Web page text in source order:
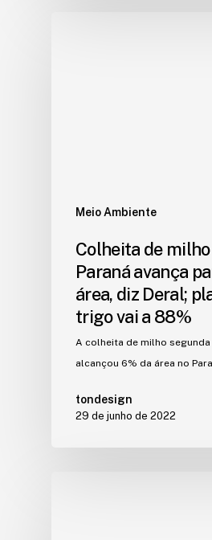
Meio Ambiente
Colheita de
Paraná avança
área, diz Deral;
trigo vai a 88%
A colheita de milho segunda
alcançou 6% da área no
tondesign
29 de junho de 2022